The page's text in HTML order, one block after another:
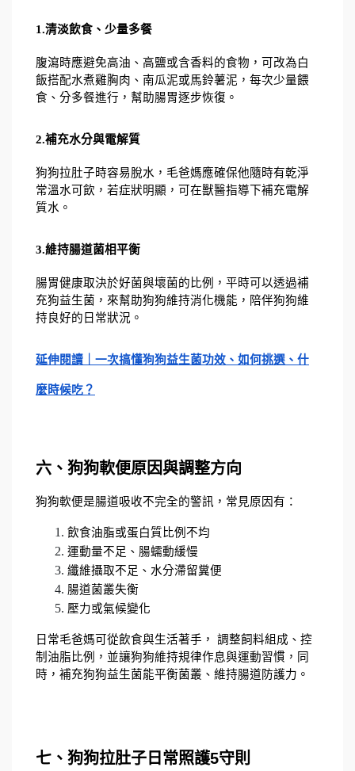
1.清淡飲食、少量多餐
腹瀉時應避免高油、高鹽或含香料的食物，可改為白
飯搭配水煮雞胸肉、南瓜泥或馬鈴薯泥，每次少量餵
食、分多餐進行，幫助腸胃逐步恢復。
2.補充水分與電解質
狗狗拉肚子時容易脫水，毛爸媽應確保他隨時有乾淨
常溫水可飲，若症狀明顯，可在獸醫指導下補充電解
質水。
3.維持腸道菌相平衡
腸胃健康取決於好菌與壞菌的比例，平時可以透過補
充狗益生菌，來幫助狗狗維持消化機能，陪伴狗狗維
持良好的日常狀況。
延伸閱讀｜一次搞懂狗狗益生菌功效、如何挑選、什
麼時候吃？
六、狗狗軟便原因與調整方向
狗狗軟便是腸道吸收不完全的警訊，常見原因有：
飲食油脂或蛋白質比例不均
運動量不足、腸蠕動緩慢
纖維攝取不足、水分滯留糞便
腸道菌叢失衡
壓力或氣候變化
日常毛爸媽可從飲食與生活著手， 調整飼料組成、控
制油脂比例，並讓狗狗維持規律作息與運動習慣，同
時，補充狗狗益生菌能平衡菌叢、維持腸道防護力。
七、狗狗拉肚子日常照護5守則